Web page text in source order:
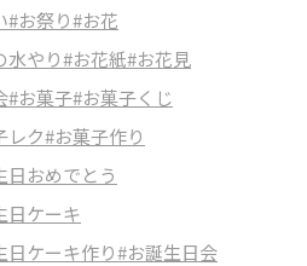
#お祭り#お花
水やり#お花紙#お花見
#お菓子#お菓子くじ
レク#お菓子作り
日おめでとう
日ケーキ
日ケーキ作り#お誕生日会